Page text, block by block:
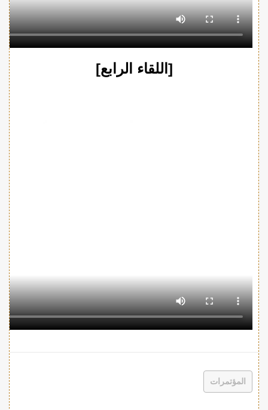
[اللقاء الرابع]
المؤتمرات